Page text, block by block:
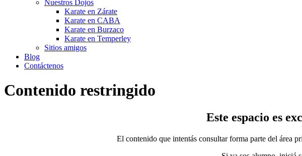
Nuestros Dojos
Karate en Zárate
Karate en CABA
Karate en Burzaco
Karate en Temperley
Sitios amigos
Blog
Contáctenos
Contenido restringido
Este espacio es
El contenido que intentás consultar forma parte del área